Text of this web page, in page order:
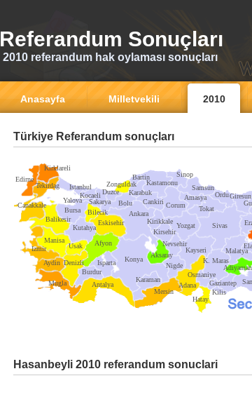
Referandum Sonuçları
2010 referandum hak oylaması sonuçları
Anasayfa Milletvekili 2010
Türkiye Referandum sonuçları
Ankara
Kirklareli
Edirne
Tekirdag
Canakkale
Balikesir
Bursa
Istanbul
Kocaeli
Sakarya
Zonguldak
Bolu
Bilecik
Eskisehir
Kutahya
Manisa
Izmir
Aydin
Mugla
Denizli
Burdur
Usak Afyon
Isparta
Antalya
Konya
Mersin
Kirsehir
Cankiri
Kastamonu
Sinop
Corum
Yozgat
Nevsehir
Nigde
Adana
Hatay
K. Maras
Kayseri
Sivas
Tokat
Amasya
Samsun
OrduGiresun
Malatya
Gaziantep
Adiyaman
Kirikkale
Karaman
Aksaray
Kilis
Duzce Karabuk
Bartin
Osmaniye
Yalova
Hasanbeyli 2010 referandum sonuclari